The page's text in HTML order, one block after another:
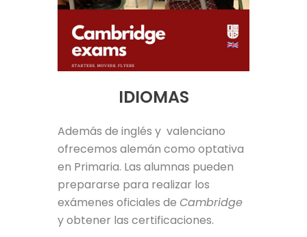
IDIOMAS
Además de inglés y valenciano
ofrecemos alemán como optativa
en Primaria. Las alumnas pueden
prepararse para realizar los
exámenes oficiales de Cambridge
y obtener las certificaciones.